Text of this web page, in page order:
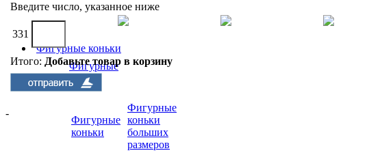
Фигурные коньки
Фигурные
коньки
Фигурные
коньки
Фигурные
коньки
больших
размеров
Введите число, указанное ниже
331
Итого: Добавьте товар в корзину
-